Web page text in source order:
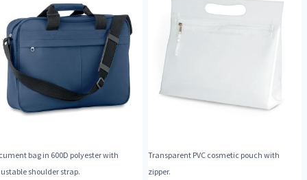
bag in 600D polyester with
shoulder strap.
Transparent PVC cosmetic pouch with
zipper.